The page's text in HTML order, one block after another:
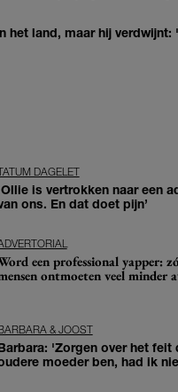
het land, maar hij
DAGELET
is vertrokken naar een
ons. En dat doet pijn’
een professional yapper:
ontmoeten veel minder
& JOOST
'Zorgen over het feit
moeder ben, had ik